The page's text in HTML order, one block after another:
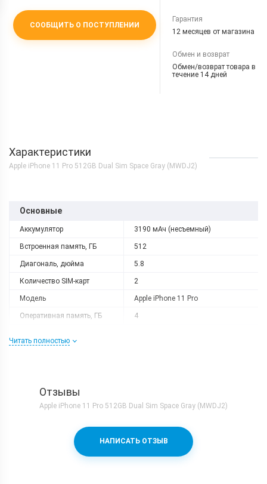
СООБЩИТЬ О ПОСТУПЛЕНИИ
Гарантия
12 месяцев от магазина
Обмен и возврат
Обмен/возврат товара в
течение 14 дней
Характеристики
Apple iPhone 11 Pro 512GB Dual Sim Space Gray (MWDJ2)
Основные
Аккумулятор 3190 мАч (несъемный)
Встроенная память, ГБ 512
Диагональ, дюйма 5.8
Количество SIM-карт 2
Модель Apple iPhone 11 Pro
Оперативная память, ГБ 4
Процессор
Количество ядер 6
2x2.65 + 4x1.8
Читать полностью
Отзывы
Apple iPhone 11 Pro 512GB Dual Sim Space Gray (MWDJ2)
НАПИСАТЬ ОТЗЫВ